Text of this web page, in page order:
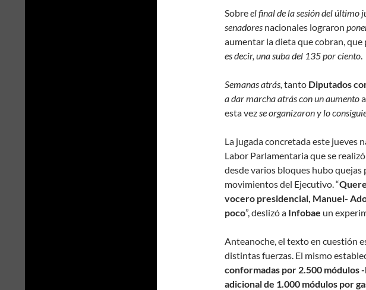
Sobreel final de la sesión del último
senadores nacionales lograron
aumentar la dieta que cobran, que
es decir, una suba del 135 por ciento.
Semanas atrás, tanto Diputados
a dar marcha atrás con un aumento
esta vezse organizaron y lo
La jugada concretada este jueves
Labor Parlamentaria que se
desde varios bloques hubo quejas
movimientos del Ejecutivo. “
vocero presidencial, Manuel-
poco”, deslizó a Infobae un
Anteanoche, el texto en cuestión
distintas fuerzas. El mismo
conformadas por 2.500 módulos
adicional de 1.000 módulos por